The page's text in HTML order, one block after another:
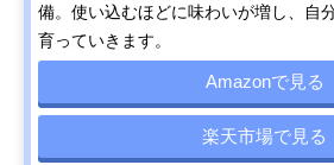
備。使い込むほどに味わいが増し、自
育っていきます。
Amazonで見る
楽天市場で見る